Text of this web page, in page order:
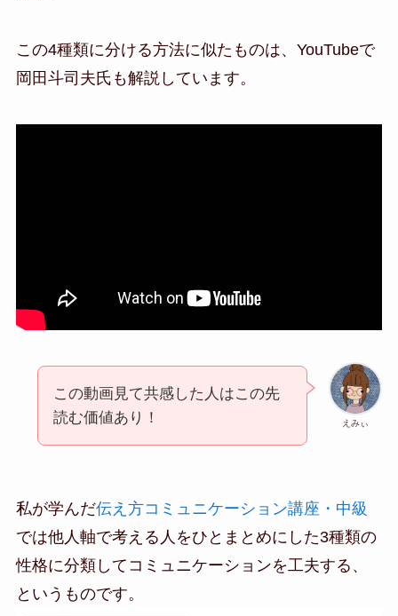
この4種類に分ける方法に似たものは、YouTubeで
岡田斗司夫氏も解説しています。
えみぃ
この動画見て共感した人はこの先
読む価値あり！
私が学んだ伝え方コミュニケーション講座・中級
では他人軸で考える人をひとまとめにした3種類の
性格に分類してコミュニケーションを工夫する、
というものです。